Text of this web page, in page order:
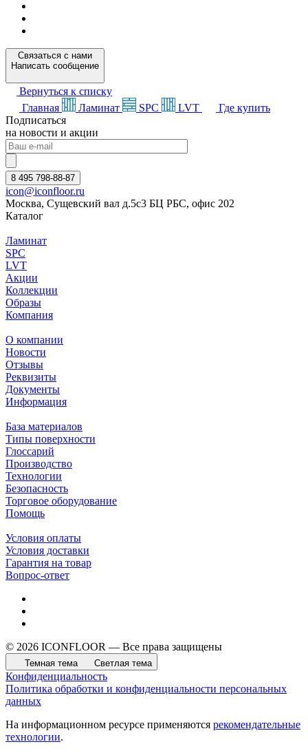
Связаться с нами
Написать сообщение
Вернуться к списку
Главная
Ламинат SPC LVT
Где купить
Подписаться
на новости и акции
8 495 798-88-87
icon@iconfloor.ru
Москва, Сущевский вал д.5с3 БЦ РБС, офис 202
Каталог
Ламинат
SPC
LVT
Акции
Коллекции
Образы
Компания
О компании
Новости
Отзывы
Реквизиты
Документы
Информация
База материалов
Типы поверхности
Глоссарий
Производство
Технологии
Безопасность
Торговое оборудование
Помощь
Условия оплаты
Условия доставки
Гарантия на товар
Вопрос-ответ
© 2026 ICONFLOOR — Все права защищены
Темная тема Светлая тема
Конфиденциальность
Политика обработки и конфиденциальности персональных
данных
На информационном ресурсе применяются рекомендательные
технологии.